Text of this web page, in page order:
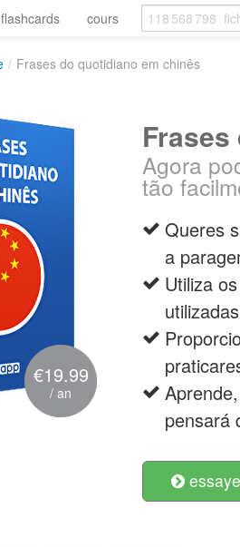
cours
/ Frases do quotidiano em chinês
€19.99
/ an
Agora
tão
Queres
a
Utiliza
pensará